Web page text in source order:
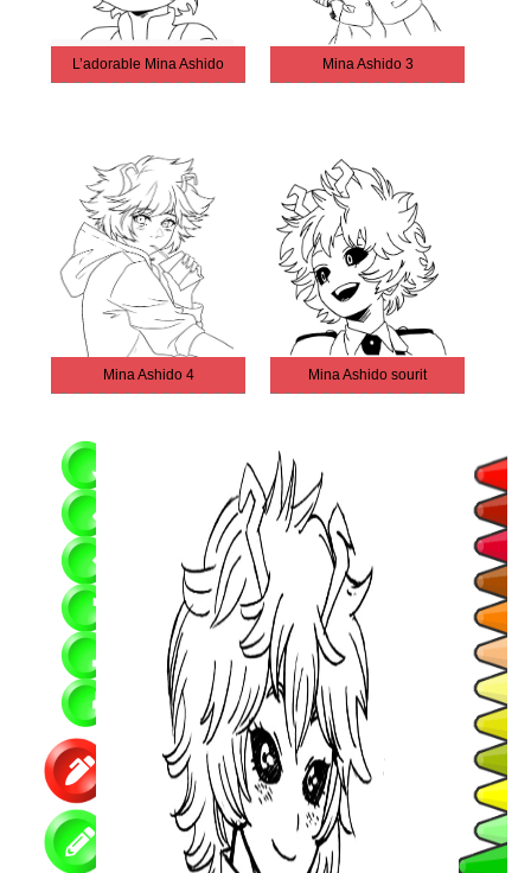
L’adorable Mina Ashido Mina Ashido 3
Mina Ashido 4 Mina Ashido sourit